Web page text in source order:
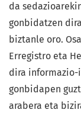
da
gonbidatzen
biztanle oro.
Erregistro eta
dira informazio-
gonbidapen
arabera eta